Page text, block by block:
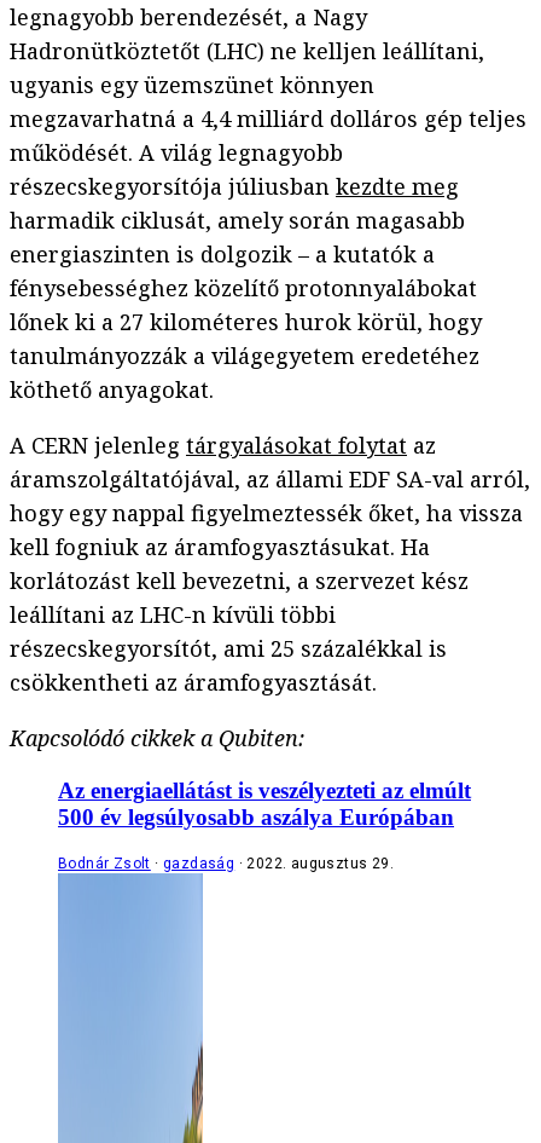
legnagyobb berendezését, a Nagy
Hadronütköztetőt (LHC) ne kelljen leállítani,
ugyanis egy üzemszünet könnyen
megzavarhatná a 4,4 milliárd dolláros gép teljes
működését. A világ legnagyobb
részecskegyorsítója júliusban kezdte meg
harmadik ciklusát, amely során magasabb
energiaszinten is dolgozik – a kutatók a
fénysebességhez közelítő protonnyalábokat
lőnek ki a 27 kilométeres hurok körül, hogy
tanulmányozzák a világegyetem eredetéhez
köthető anyagokat.
A CERN jelenleg tárgyalásokat folytat az
áramszolgáltatójával, az állami EDF SA-val arról,
hogy egy nappal figyelmeztessék őket, ha vissza
kell fogniuk az áramfogyasztásukat. Ha
korlátozást kell bevezetni, a szervezet kész
leállítani az LHC-n kívüli többi
részecskegyorsítót, ami 25 százalékkal is
csökkentheti az áramfogyasztását.
Kapcsolódó cikkek a Qubiten:
Az energiaellátást is veszélyezteti az elmúlt
500 év legsúlyosabb aszálya Európában
Bodnár Zsolt gazdaság 2022. augusztus 29.